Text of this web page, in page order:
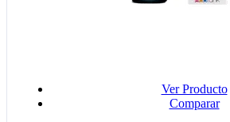
Ver Producto
Comparar